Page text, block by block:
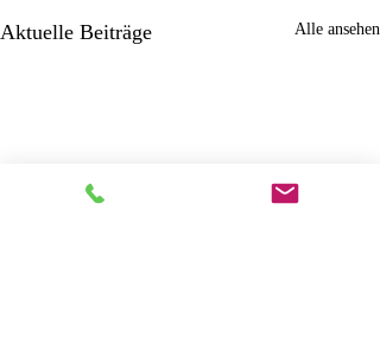
Aktuelle Beiträge Alle ansehen